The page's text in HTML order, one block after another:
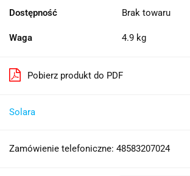
Dostępność Brak towaru
Waga 4.9 kg
Pobierz produkt do PDF
Solara
Zamówienie telefoniczne: 48583207024